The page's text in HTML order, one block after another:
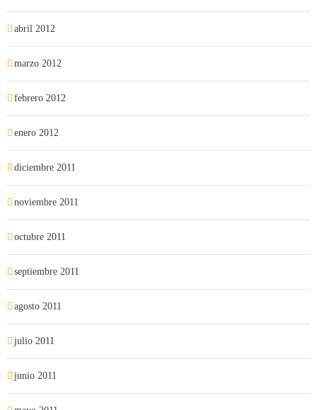
abril 2012
marzo 2012
febrero 2012
enero 2012
diciembre 2011
noviembre 2011
octubre 2011
septiembre 2011
agosto 2011
julio 2011
junio 2011